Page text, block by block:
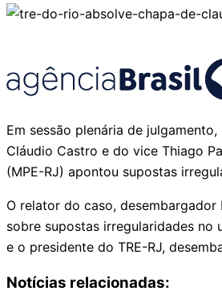
Em sessão plenária de
Cláudio Castro e do vice Thiago
(MPE-RJ) apontou supostas
O relator do caso,
sobre supostas irregularidades no
e o presidente do TRE-RJ,
Notícias relacionadas: